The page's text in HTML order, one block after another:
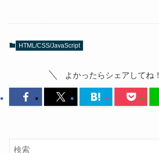
HTML/CSS/JavaScript
よかったらシェアしてね！